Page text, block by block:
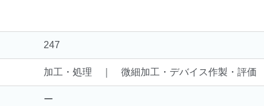
247
加工・処理 ｜ 微細加工・デバイス作製・評価
ー